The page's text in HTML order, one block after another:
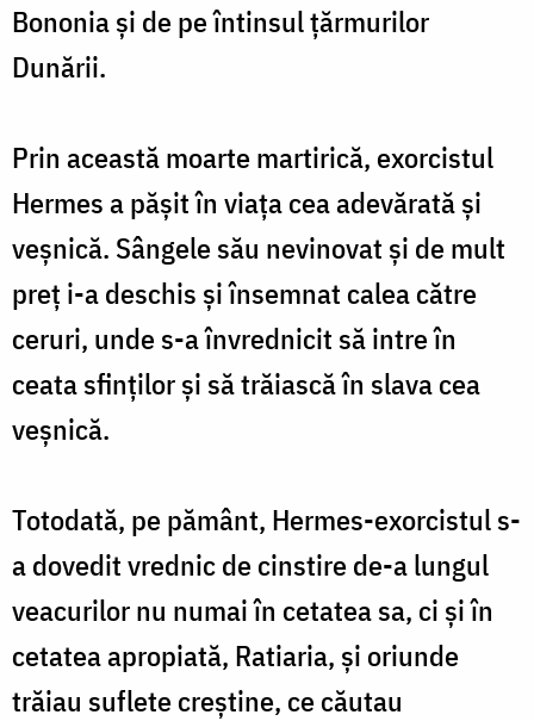
Bononia și de pe întinsul țărmurilor
Dunării.
Prin această moarte martirică, exorcistul
Hermes a pășit în viața cea adevărată și
veșnică. Sângele său nevinovat și de mult
preț i-a deschis și însemnat calea către
ceruri, unde s-a învrednicit să intre în
ceata sfinților și să trăiască în slava cea
veșnică.
Totodată, pe pământ, Hermes-exorcistul s-
a dovedit vrednic de cinstire de-a lungul
veacurilor nu numai în cetatea sa, ci și în
cetatea apropiată, Ratiaria, și oriunde
trăiau suflete creștine, ce căutau